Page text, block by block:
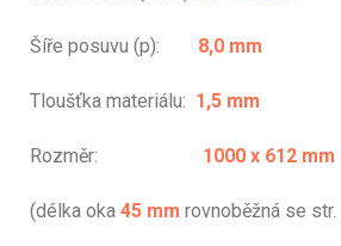
Šíře posuvu (p): 8,0 mm
Tloušťka materiálu: 1,5 mm
Rozměr: 1000 x 612 mm
(délka oka 45 mm rovnoběžná se str.